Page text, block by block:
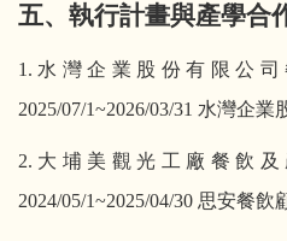
五、 執行計畫與產學合
1. 水灣企業股份有限公
2025/07/1~2026/03/31 水灣企業
2. 大埔美觀光工廠餐飲
2024/05/1~2025/04/30 思安餐飲